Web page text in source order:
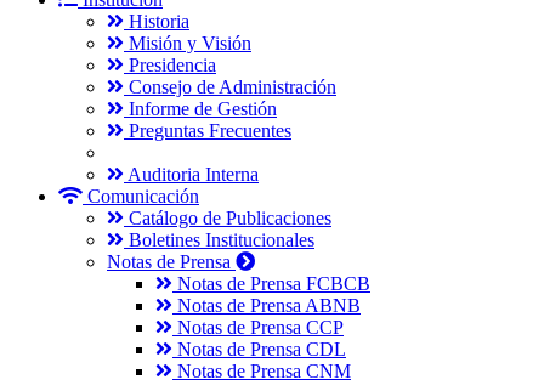
Historia
Misión y Visión
Presidencia
Consejo de Administración
Informe de Gestión
Preguntas Frecuentes
Auditoria Interna
Comunicación
Catálogo de Publicaciones
Boletines Institucionales
Notas de Prensa
Notas de Prensa FCBCB
Notas de Prensa ABNB
Notas de Prensa CCP
Notas de Prensa CDL
Notas de Prensa CNM